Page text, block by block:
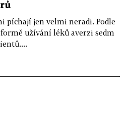
píchají jen velmi neradi. Podle
užívání léků averzi sedm